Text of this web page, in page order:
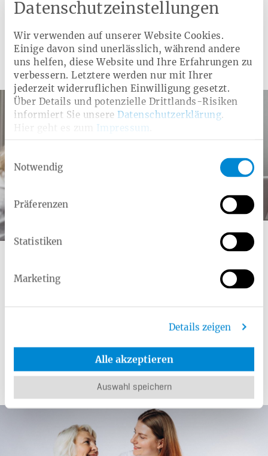
Datenschutzeinstellungen
Wir verwenden auf unserer Website Cookies.
Einige davon sind unerlässlich, während andere
uns helfen, diese Website und Ihre Erfahrungen zu
verbessern. Letztere werden nur mit Ihrer
jederzeit widerruflichen Einwilligung gesetzt.
Über Details und potenzielle Drittlands-Risiken
informiert Sie unsere Datenschutzerklärung.
Impressum
Einwilligungsauswahl
Notwendig
Präferenzen
Statistiken
Marketing
Details zeigen
Alle akzeptieren
Auswahl speichern
Mammografie
Weitere Angebote
Brustkrebsfrüherkennung mit
Ar­ti­kel aus dem Rat­ge­ber